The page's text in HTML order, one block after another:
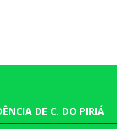
DE C. DO PIRIÁ